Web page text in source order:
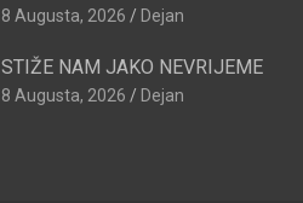
8 Augusta, 2026 Dejan
STIŽE NAM JAKO NEVRIJEME
8 Augusta, 2026 Dejan